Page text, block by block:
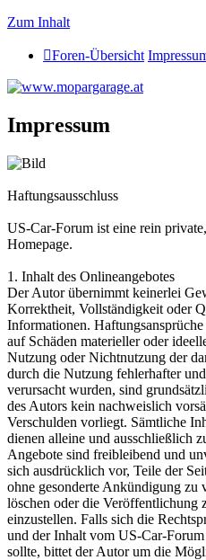
Zum Inhalt
Foren-Übersicht
Impressum
Haftungsausschluss
US-Car-Forum ist eine rein
Homepage.
1. Inhalt des Onlineangebotes
Der Autor übernimmt keinerlei
Korrektheit, Vollständigkeit oder
Informationen.
auf Schäden materieller oder
Nutzung oder Nichtnutzung der
durch die Nutzung fehlerhafter
verursacht wurden, sind
des Autors kein nachweislich
Verschulden vorliegt. Sämtliche
dienen alleine und ausschließlich
Angebote sind freibleibend und
sich ausdrücklich vor, Teile der
ohne gesonderte Ankündigung zu
löschen oder die Veröffentlichung
einzustellen. Falls sich die
und der Inhalt vom US-Car-Forum
sollte, bittet der Autor um die